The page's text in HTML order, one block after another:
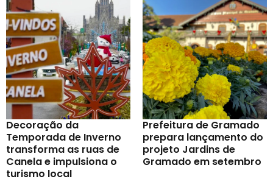
Decoração da
Temporada de Inverno
transforma as ruas de
Canela e impulsiona o
turismo local
Prefeitura de Gramado
prepara lançamento do
projeto Jardins de
Gramado em setembro